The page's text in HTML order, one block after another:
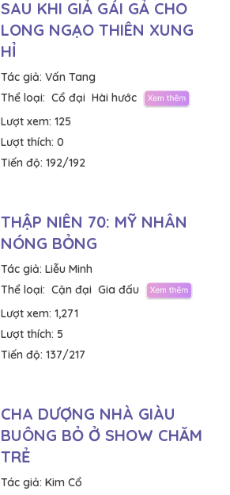
SAU KHI GIẢ GÁI GẢ CHO
LONG NGẠO THIÊN XUNG
HỈ
Tác giả: Vấn Tang
Thể loại: Cổ đại Hài hước
Lượt xem: 125
Lượt thích: 0
Tiến độ: 192/192
THẬP NIÊN 70: MỸ NHÂN
NÓNG BỎNG
Tác giả: Liễu Minh
Thể loại: Cận đại Gia đấu
Lượt xem: 1,271
Lượt thích: 5
Tiến độ: 137/217
CHA DƯỢNG NHÀ GIÀU
BUÔNG BỎ Ở SHOW CHĂM
TRẺ
Tác giả: Kim Cổ